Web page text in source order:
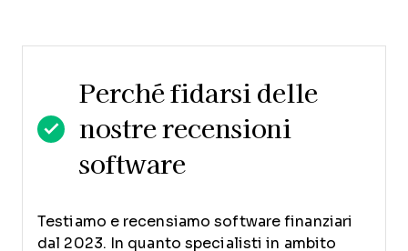
Perché fidarsi delle
nostre recensioni
software
Testiamo e recensiamo software finanziari
dal 2023. In quanto specialisti in ambito